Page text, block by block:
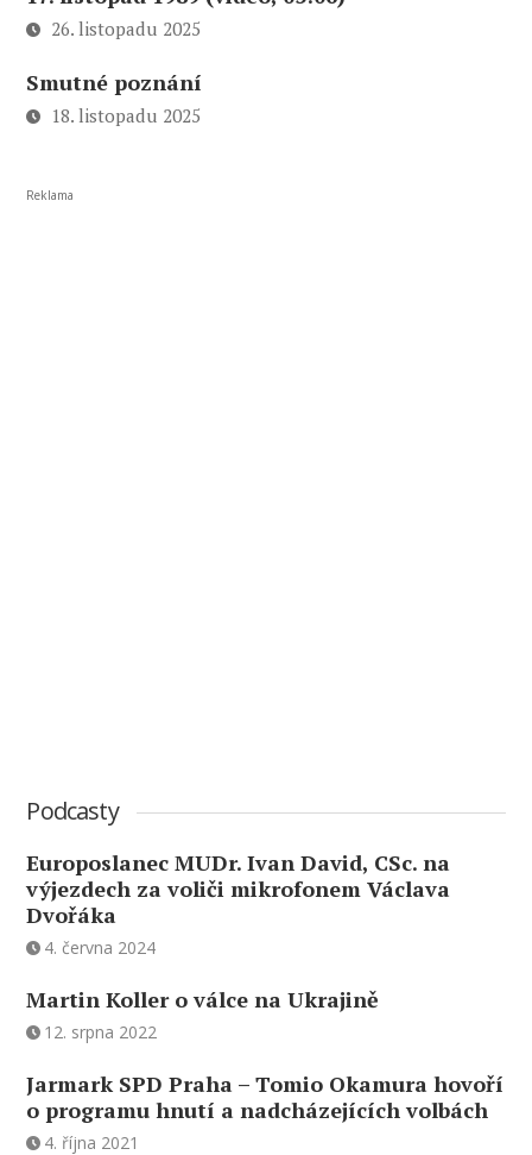
26. listopadu 2025
Smutné poznání
18. listopadu 2025
Reklama
Podcasty
Europoslanec MUDr. Ivan David, CSc. na
výjezdech za voliči mikrofonem Václava
Dvořáka
4. června 2024
Martin Koller o válce na Ukrajině
12. srpna 2022
Jarmark SPD Praha – Tomio Okamura hovoří
o programu hnutí a nadcházejících volbách
4. října 2021